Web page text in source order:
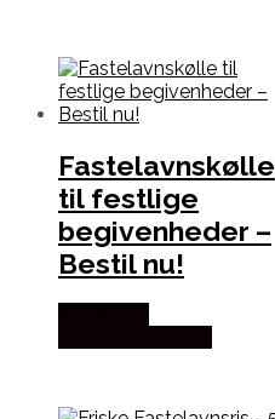
Fastelavnskølle
til festlige
begivenheder –
Bestil nu!